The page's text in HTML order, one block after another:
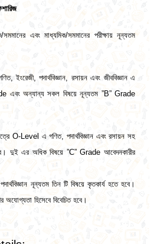
এবং মাধ্যমিক/সমমানের পরীক্ষায় নূন্যতম
ইংরেজী, পদার্থবিজ্ঞান, রসায়ন এবং জীববিজ্ঞান এ
এবং অন্যান্য সকল বিষয়ে নূন্যতম ”B” Grade
O-Level এ গণিত, পদার্থবিজ্ঞান এবং রসায়ন সহ
দুই এর অধিক বিষয়ে ”C” Grade আবেদনকারীর
নূন্যতম তিন টি বিষয়ে কৃতকার্য হতে হবে।
হিসেবে বিবেচিত হবে।